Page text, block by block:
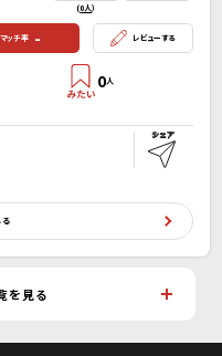
(0人）
マッチ率 - レビューする
0人
を見る